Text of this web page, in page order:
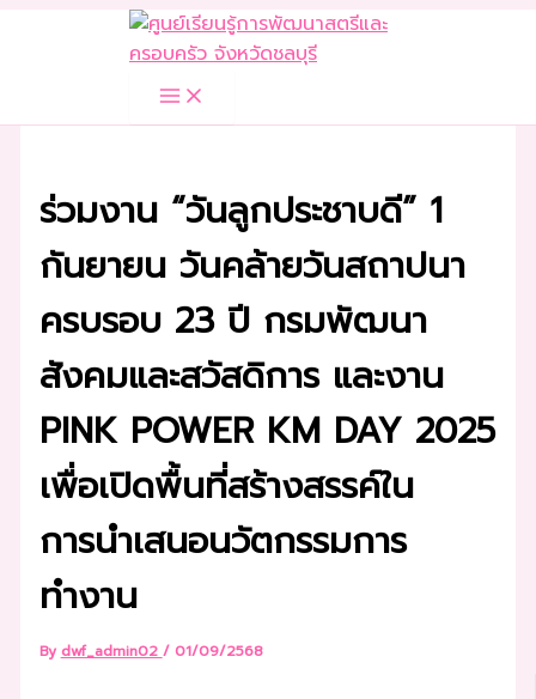
ร่วมงาน “วันลูกประชาบดี” 1
กันยายน วันคล้ายวันสถาปนา
ครบรอบ 23 ปี กรมพัฒนา
สังคมและสวัสดิการ และงาน
PINK POWER KM DAY 2025
เพื่อเปิดพื้นที่สร้างสรรค์ใน
การนำเสนอนวัตกรรมการ
ทำงาน
By dwf_admin02 / 01/09/2568